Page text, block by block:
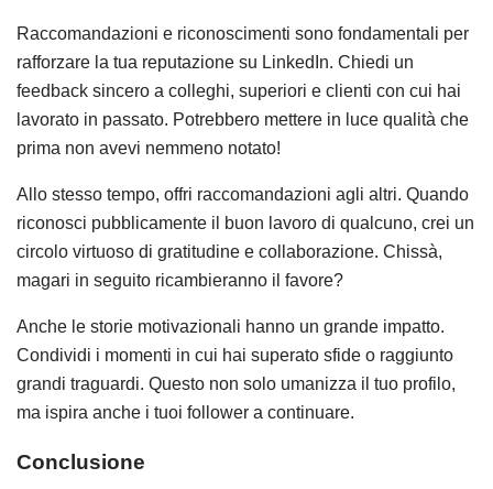
Raccomandazioni e riconoscimenti sono fondamentali per
rafforzare la tua reputazione su LinkedIn. Chiedi un
feedback sincero a colleghi, superiori e clienti con cui hai
lavorato in passato. Potrebbero mettere in luce qualità che
prima non avevi nemmeno notato!
Allo stesso tempo, offri raccomandazioni agli altri. Quando
riconosci pubblicamente il buon lavoro di qualcuno, crei un
circolo virtuoso di gratitudine e collaborazione. Chissà,
magari in seguito ricambieranno il favore?
Anche le storie motivazionali hanno un grande impatto.
Condividi i momenti in cui hai superato sfide o raggiunto
grandi traguardi. Questo non solo umanizza il tuo profilo,
ma ispira anche i tuoi follower a continuare.
Conclusione